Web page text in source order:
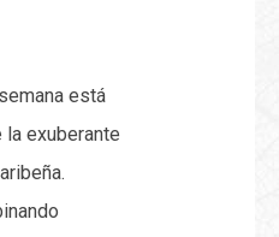
está
exuberante